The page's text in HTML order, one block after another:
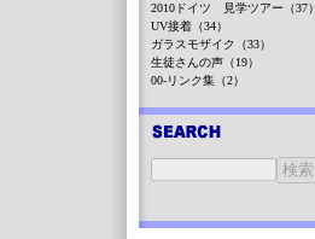
2010ドイツ 見学ツアー（37）
UV接着（34）
ガラスモザイク（33）
生徒さんの声（19）
00-リンク集（2）